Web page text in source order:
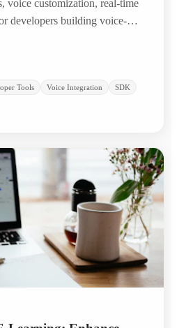
voice customization, real-time
developers building voice-
Tools Voice Integration SDK